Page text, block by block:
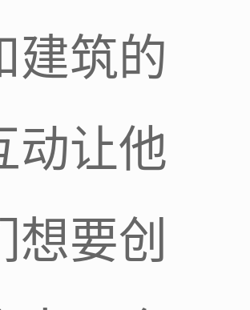
建筑的
动让他
想要创